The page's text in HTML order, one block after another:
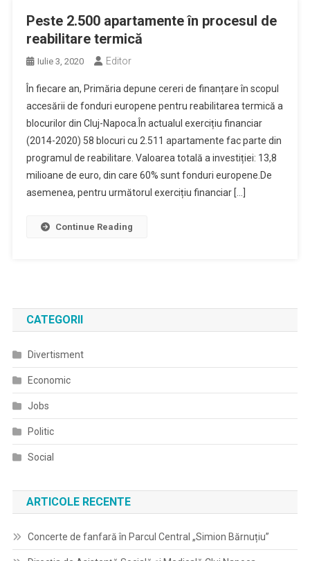
Peste 2.500 apartamente în procesul de
reabilitare termică
Iulie 3, 2020 Editor
În fiecare an, Primăria depune cereri de finanțare în scopul
accesării de fonduri europene pentru reabilitarea termică a
blocurilor din Cluj-Napoca.În actualul exercițiu financiar
(2014-2020) 58 blocuri cu 2.511 apartamente fac parte din
programul de reabilitare. Valoarea totală a investiției: 13,8
milioane de euro, din care 60% sunt fonduri europene.De
asemenea, pentru următorul exercițiu financiar […]
Continue Reading
CATEGORII
Divertisment
Economic
Jobs
Politic
Social
ARTICOLE RECENTE
Concerte de fanfară în Parcul Central „Simion Bărnuțiu”